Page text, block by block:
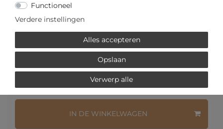
Uw prijs met3% korting
Vraag over het artikel
IN DE WINKELWAGEN
Functioneel
Verdere instellingen
Alles accepteren
Opslaan
Verwerp alle